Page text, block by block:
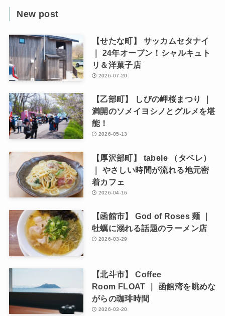
New post
【せたな町】 サッカムセタナイ
｜ 24年オープン！シャルキュト
リ＆洋菓子店
2026-07-20
【乙部町】 しびの岬桜まつり ｜
満開のソメイヨシノとグルメを堪
能！
2026-05-13
【厚沢部町】 tabele （タベレ）
｜ やさしい時間が流れる地元密
着カフェ
2026-04-16
【函館市】 God of Roses 麺 ｜
牡蠣に溺れる話題のラーメン店
2026-03-29
【北斗市】 Coffee
Room FLOAT ｜ 函館湾を眺めな
がらの珈琲時間
2026-03-20